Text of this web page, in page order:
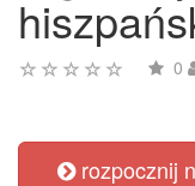
0
rozpocznij